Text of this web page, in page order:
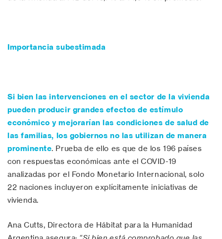
Importancia subestimada
Si bien las intervenciones en el sector de la vivienda
pueden producir grandes efectos de estímulo
económico y mejorarían las condiciones de salud de
las familias, los gobiernos no las utilizan de manera
prominente. Prueba de ello es que de los 196 países
con respuestas económicas ante el COVID-19
analizadas por el Fondo Monetario Internacional, solo
22 naciones incluyeron explícitamente iniciativas de
vivienda.
Ana Cutts, Directora de Hábitat para la Humanidad